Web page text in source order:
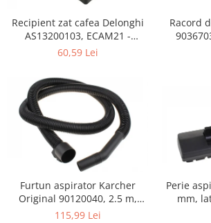
TV, Audio & Foto
Aparate Foto & Accesorii
Camere video si sport
Drone si Accesorii
Home Cinema & Audio
Playere, Boxe & Casti
Telescoape & Optica
Televizoare & accesorii
Bacanie
Ambalaje cadouri
Recipient zat cafea Delonghi
AS13200103, ECAM21 -
ECAM25
60,59 Lei
Racord
Furtun aspirator Karcher
Original 90120040, 2.5 m,
negru
115,99 Lei
Perie
mm,